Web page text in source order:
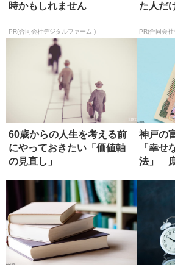
時かもしれません
PR(合同会社デジタルファーム )
た人だ
PR(合同会
60歳からの人生を考える前
にやっておきたい「価値軸
の見直し」
神戸の
「幸せ
法」